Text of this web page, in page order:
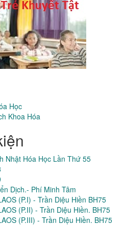
Học
Khoa Hóa
Nhật Hóa Học Lần Thứ 55
Dịch.- Phí Minh Tâm
(P.I) - Trần Diệu Hiền BH75
(P.II) - Trần Diệu Hiền. BH75
(P.III) - Trần Diệu Hiền. BH75